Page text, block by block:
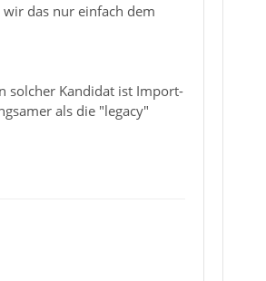
das nur einfach dem
solcher Kandidat ist Import-
als die "legacy"